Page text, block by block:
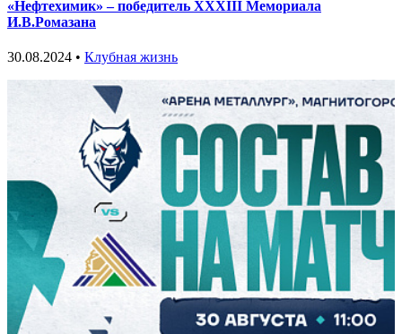
«Нефтехимик» – победитель XXXIII Мемориала
И.В.Ромазана
30.08.2024 • Клубная жизнь